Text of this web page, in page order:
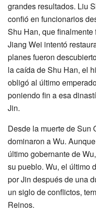
grandes resultados. Liu
confió en funcionarios
Shu Han, que
Jiang Wei intentó
planes fueron
la caída de Shu Han, el
obligó al último
poniendo fin a esa
Jin.
Desde la muerte de Sun
dominaron a Wu.
último gobernante de
su pueblo. Wu, el último
por Jin después de una
un siglo de conflictos,
Reinos.